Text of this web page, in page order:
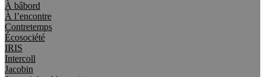
À bâbord
À l’encontre
Contretemps
Écosociété
IRIS
Intercoll
Jacobin